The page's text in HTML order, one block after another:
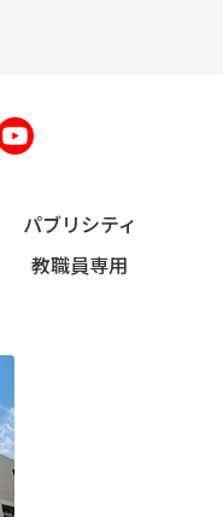
パブリシティ
教職員専用